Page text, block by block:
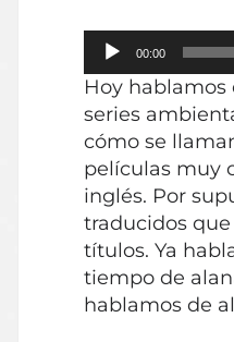
Reproductor
de
audio
00:00
Hoy hablamos
series
cómo se
películas muy
inglés. Por
traducidos
títulos. Ya
tiempo de
hablamos de